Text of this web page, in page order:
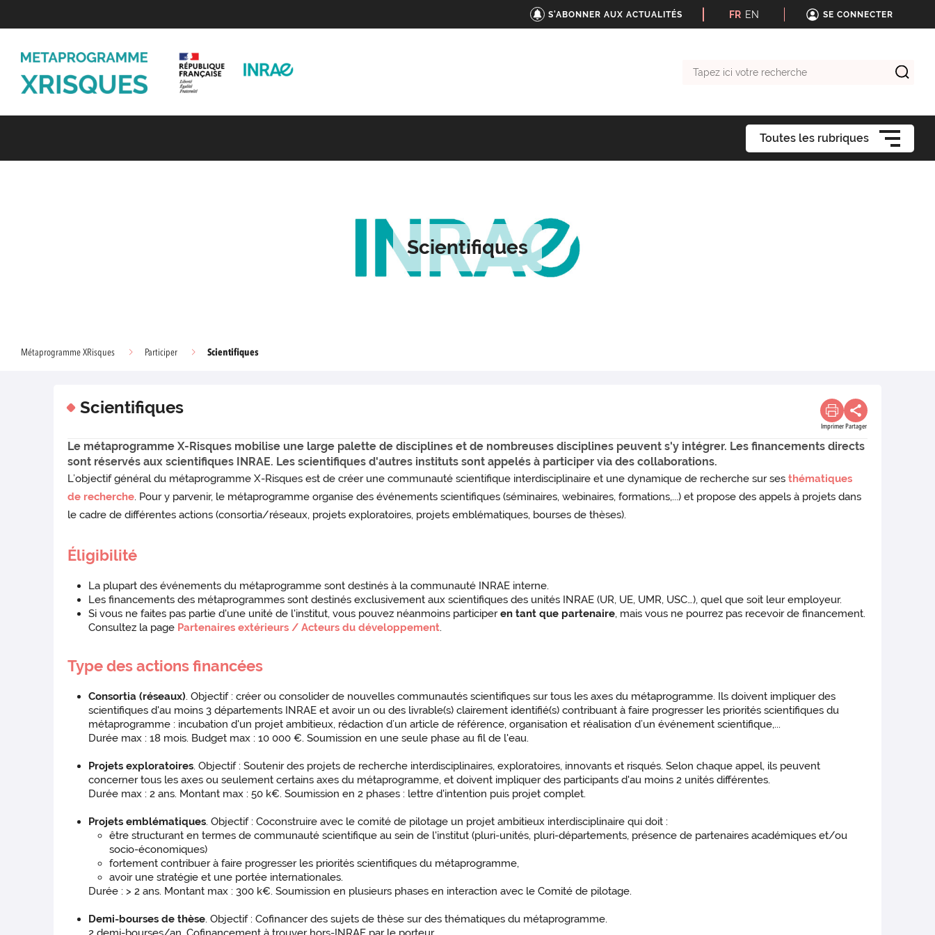
S'ABONNER AUX ACTUALITÉS FR EN SE CONNECTER
Toutes les rubriques
Scientifiques
Métaprogramme XRisques Participer Scientifiques
Scientifiques
Imprimer Partager
Le métaprogramme X-Risques mobilise une large palette de disciplines et de nombreuses disciplines peuvent s'y intégrer. Les financements directs
sont réservés aux scientifiques INRAE. Les scientifiques d'autres instituts sont appelés à participer via des collaborations.
L’objectif général du métaprogramme X-Risques est de créer une communauté scientifique interdisciplinaire et une dynamique de recherche sur sesthématiques
de recherche. Pour y parvenir, le métaprogramme organise des événements scientifiques (séminaires, webinaires, formations,...) et propose des appels à projets dans
le cadre de différentes actions (consortia/réseaux, projets exploratoires, projets emblématiques, bourses de thèses).
Éligibilité
La plupart des événements du métaprogramme sont destinés à la communauté INRAE interne.
Les financements des métaprogrammes sont destinés exclusivement aux scientifiques des unités INRAE (UR, UE, UMR, USC…), quel que soit leur employeur.
Si vous ne faites pas partie d'une unité de l'institut, vous pouvez néanmoins participeren tant que partenaire, mais vous ne pourrez pas recevoir de financement.
Consultez la page Partenaires extérieurs / Acteurs du développement.
Type des actions financées
Consortia (réseaux). Objectif : créer ou consolider de nouvelles communautés scientifiques sur tous les axes du métaprogramme. Ils doivent impliquer des
scientifiques d'au moins 3 départements INRAE et avoir un ou des livrable(s) clairement identifié(s) contribuant à faire progresser les priorités scientifiques du
métaprogramme : incubation d'un projet ambitieux, rédaction d’un article de référence, organisation et réalisation d’un événement scientifique,...
Durée max : 18 mois. Budget max : 10 000 €. Soumission en une seule phase au fil de l'eau.
Projets exploratoires. Objectif : Soutenir des projets de recherche interdisciplinaires, exploratoires, innovants et risqués. Selon chaque appel, ils peuvent
concerner tous les axes ou seulement certains axes du métaprogramme, et doivent impliquer des participants d'au moins 2 unités différentes.
Durée max : 2 ans. Montant max : 50 k€. Soumission en 2 phases : lettre d'intention puis projet complet.
Projets emblématiques. Objectif : Coconstruire avec le comité de pilotage un projet ambitieux interdisciplinaire qui doit :
être structurant en termes de communauté scientifique au sein de l'institut (pluri-unités, pluri-départements, présence de partenaires académiques et/ou
socio-économiques)
fortement contribuer à faire progresser les priorités scientifiques du métaprogramme,
avoir une stratégie et une portée internationales.
Durée : > 2 ans. Montant max : 300 k€. Soumission en plusieurs phases en interaction avec le Comité de pilotage.
Demi-bourses de thèse. Objectif : Cofinancer des sujets de thèse sur des thématiques du métaprogramme.